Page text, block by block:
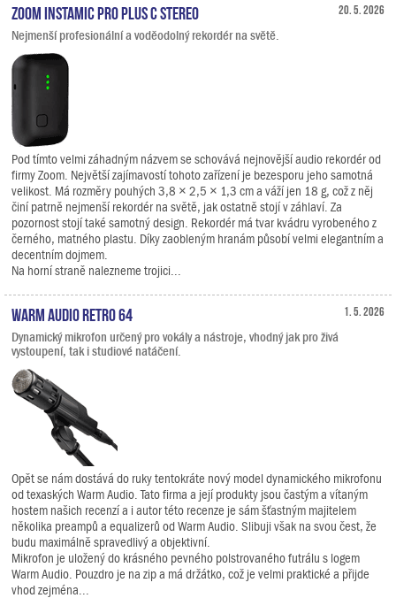
20. 5. 2026
Zoom Instamic Pro Plus C Stereo
Nejmenší profesionální a voděodolný rekordér na světě.
Pod tímto velmi záhadným názvem se schovává nejnovější audio rekordér od
firmy Zoom. Největší zajímavostí tohoto zařízení je bezesporu jeho samotná
velikost. Má rozměry pouhých 3,8 × 2,5 × 1,3 cm a váží jen 18 g, což z něj
činí patrně nejmenší rekordér na světě, jak ostatně stojí v záhlaví. Za
pozornost stojí také samotný design. Rekordér má tvar kvádru vyrobeného z
černého, matného plastu. Díky zaobleným hranám působí velmi elegantním a
decentním dojmem.
Na horní straně nalezneme trojici...
1. 5. 2026
Warm Audio Retro 64
Dynamický mikrofon určený pro vokály a nástroje, vhodný jak pro živá
vystoupení, tak i studiové natáčení.
Opět se nám dostává do ruky tentokráte nový model dynamického mikrofonu
od texaských Warm Audio. Tato firma a její produkty jsou častým a vítaným
hostem našich recenzí a i autor této recenze je sám šťastným majitelem
několika preampů a equalizerů od Warm Audio. Slibuji však na svou čest, že
budu maximálně spravedlivý a objektivní.
Mikrofon je uložený do krásného pevného polstrovaného futrálu s logem
Warm Audio. Pouzdro je na zip a má držátko, což je velmi praktické a přijde
vhod zejména...